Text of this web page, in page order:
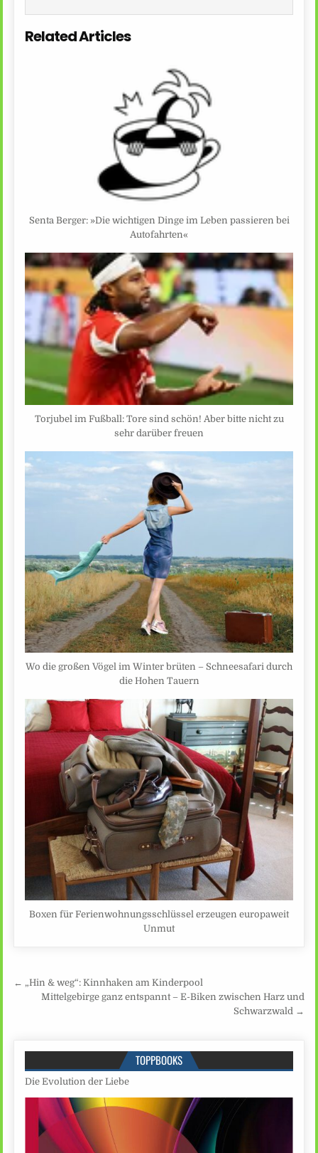
Related Articles
Senta Berger: »Die wichtigen Dinge im Leben passieren bei
Autofahrten«
Torjubel im Fußball: Tore sind schön! Aber bitte nicht zu
sehr darüber freuen
Wo die großen Vögel im Winter brüten – Schneesafari durch
die Hohen Tauern
Boxen für Ferienwohnungsschlüssel erzeugen europaweit
Unmut
Beitragsnavigation
← „Hin & weg“: Kinnhaken am Kinderpool
Mittelgebirge ganz entspannt – E-Biken zwischen Harz und
Schwarzwald →
TOPPBOOKS
Die Evolution der Liebe